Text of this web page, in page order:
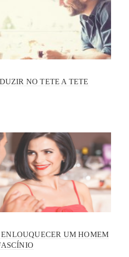
NO TETE A TETE
UM HOMEM